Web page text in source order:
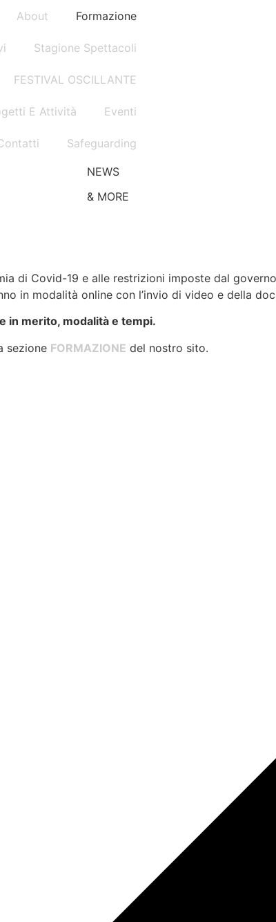
About Formazione
Stagione Spettacoli
FESTIVAL OSCILLANTE
E Attività Eventi
Safeguarding
NEWS
& MORE
di Covid-19 e alle restrizioni imposte dal
in modalità online con l’invio di video e della
in merito, modalità e tempi.
sezione FORMAZIONE del nostro sito.